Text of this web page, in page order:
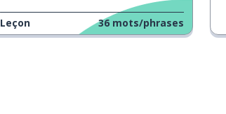
Leçon 36 mots/phrases